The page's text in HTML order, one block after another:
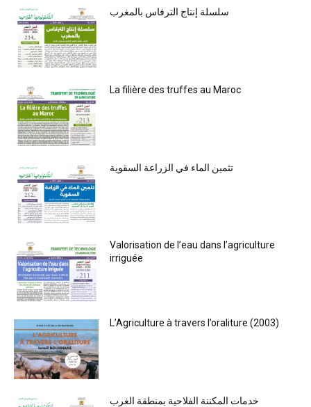
سلسلة إنتاج الترفاس بالمغرب
La filière des truffes au Maroc
تثمين الماء في الزراعة السقوية
Valorisation de l’eau dans l’agriculture
irriguée
L’Agriculture à travers l’oraliture (2003)
خدمات المكننة الفلاحية بمنطقة الغرب